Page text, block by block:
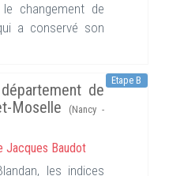
changement de
a conservé son
Etape B
de
Moselle
(Nancy -
Jacques Baudot
les indices